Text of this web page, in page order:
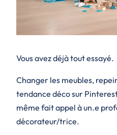
Vous avez déjà tout essayé.
Changer les meubles,
tendance déco sur
même fait appel à un.e
décorateur/trice.